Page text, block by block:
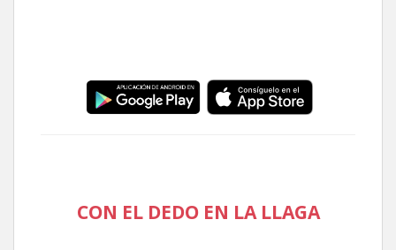
CON EL DEDO EN LA LLAGA